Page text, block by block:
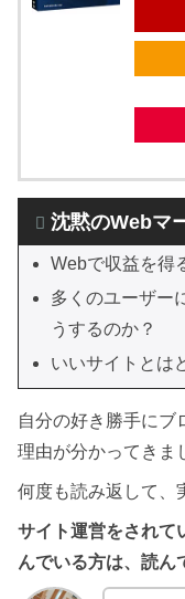
沈黙のWebマ
Webで収益を得
多くのユーザー
うするのか？
いいサイトとは
自分の好き勝手にブ
理由が分かってきま
何度も読み返して、
サイト運営をされて
んでいる方は、読ん